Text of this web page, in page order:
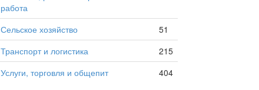
работа
Сельское хозяйство
51
Транспорт и логистика
215
Услуги, торговля и общепит
404